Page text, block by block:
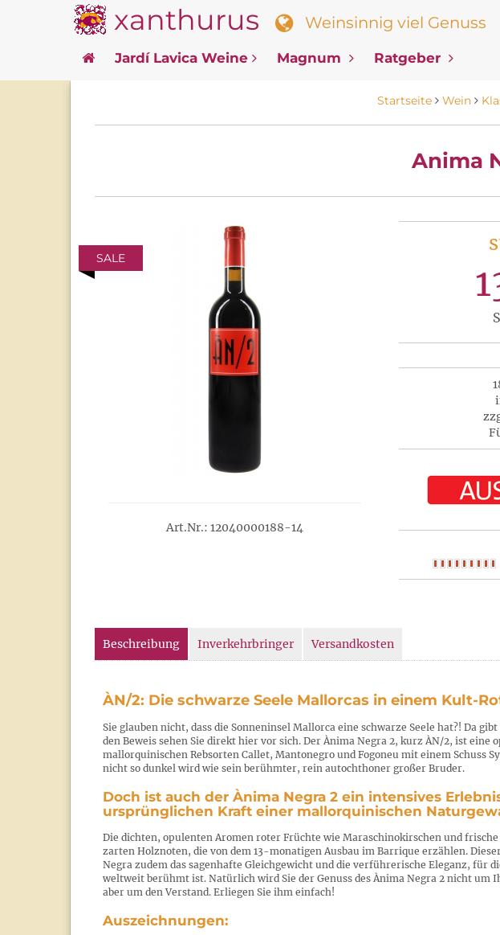
xanthurus Weinsinnig viel Genuss
Jardí Lavica Weine Magnum Ratgeber
Startseite Wein
Anima
SALE
Art.Nr.: 12040000188-14
Beschreibung Inverkehrbringer Versandkosten
ÀN/2: Die schwarze Seele Mallorcas in einem Kult-
Sie glauben nicht, dass die Sonneninsel Mallorca eine schwarze Seele hat?! Da
den Beweis sehen Sie direkt hier vor sich. Der Ànima Negra 2, kurz ÀN/2, ist eine
mallorquinischen Rebsorten Callet, Mantonegro und Fogoneu mit einem Schuss
nicht so dunkel wird wie sein berühmter, rein autochthoner großer Bruder.
Doch ist auch der Ànima Negra 2 ein intensives
ursprünglichen Kraft einer mallorquinischen
Die dichten, opulenten Aromen roter Früchte wie Maraschinokirschen und
zarten Holznoten, die von dem 13-monatigen Ausbau im Barrique erzählen.
Negra zudem das sagenhafte Gleichgewicht und die verführerische Eleganz, für
weltweit berühmt ist. Natürlich wird Sie der Genuss des Ànima Negra 2 nicht
aber um den Verstand. Erliegen Sie ihm einfach!
Auszeichnungen: